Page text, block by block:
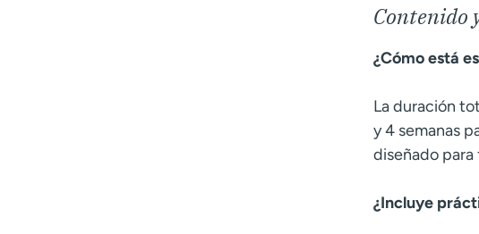
Contenido
¿Cómo está
La duración
y 4 semanas
diseñado
¿Incluye